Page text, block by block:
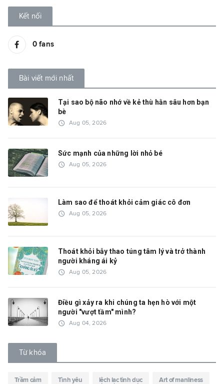
Kết nối
0fans
Bài viết mới nhất
Tại sao bộ não nhớ về kẻ thù hằn sâu hơn bạn
bè
access_time Aug 05, 2026
Sức mạnh của những lời nhỏ bé
access_time Aug 05, 2026
Làm sao để thoát khỏi cảm giác cô đơn
access_time Aug 05, 2026
Thoát khỏi bẫy thao túng tâm lý và trở thành
người kháng ái kỷ
access_time Aug 05, 2026
Điều gì xảy ra khi chúng ta hẹn hò với một
người "vượt tầm" mình?
access_time Aug 04, 2026
Từ khóa
Trầm cảm Tình yêu lệch lạc tình dục Art of manliness